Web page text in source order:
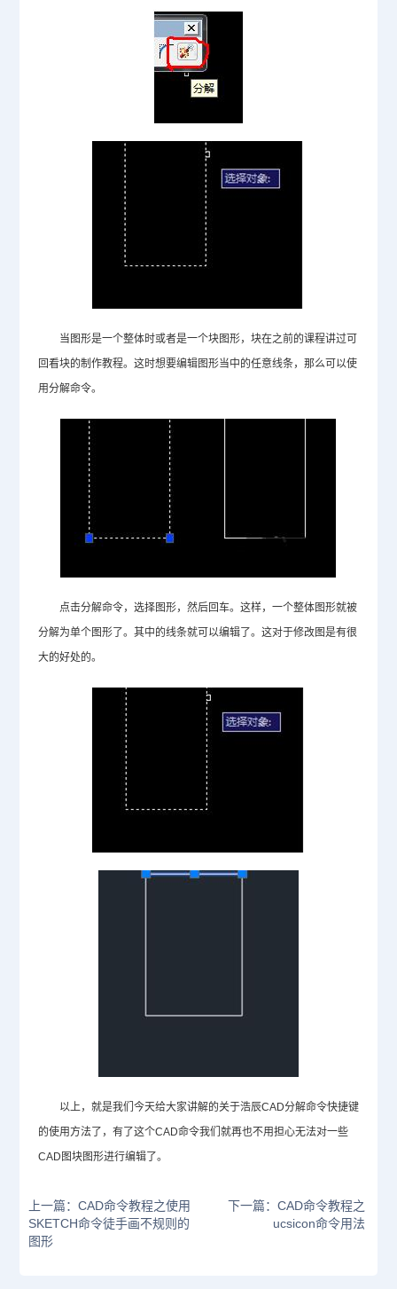
当图形是一个整体时或者是一个块图形，块在之前的课程讲过可
回看块的制作教程。这时想要编辑图形当中的任意线条，那么可以使
用分解命令。
点击分解命令，选择图形，然后回车。这样，一个整体图形就被
分解为单个图形了。其中的线条就可以编辑了。这对于修改图是有很
大的好处的。
以上，就是我们今天给大家讲解的关于浩辰CAD分解命令快捷键
的使用方法了，有了这个CAD命令我们就再也不用担心无法对一些
CAD图块图形进行编辑了。
上一篇：CAD命令教程之使用
SKETCH命令徒手画不规则的
图形
下一篇：CAD命令教程之
ucsicon命令用法